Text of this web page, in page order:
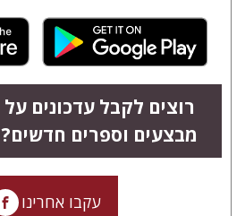
רוצים לקבל עדכונים על
מבצעים וספרים חדשים?
עקבו אחרינו